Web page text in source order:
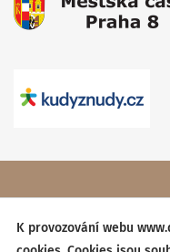
K provozování webu